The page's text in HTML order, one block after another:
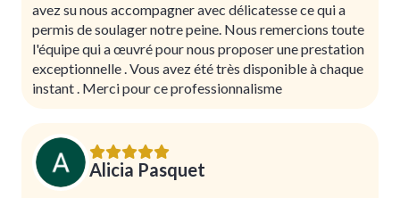
avez su nous accompagner avec délicatesse ce qui a
permis de soulager notre peine. Nous remercions toute
l'équipe qui a œuvré pour nous proposer une prestation
exceptionnelle . Vous avez été très disponible à chaque
instant . Merci pour ce professionnalisme
Alicia Pasquet